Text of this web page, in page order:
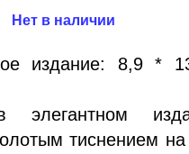
Нет в наличии
издание: 8,9 *
элегантном
тиснением